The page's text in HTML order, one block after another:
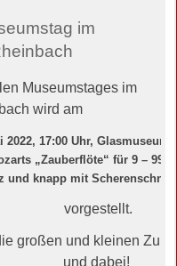
im
Museumstages im
wird am
2022, 17:00 Uhr, Glasmuseum
„Zauberflöte“ für 9 – 99-
und knapp mit
vorgestellt.
großen und kleinen
und dabei!